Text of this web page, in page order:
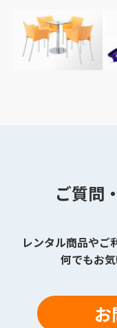
ご質問
レンタル商品やご
何でもお